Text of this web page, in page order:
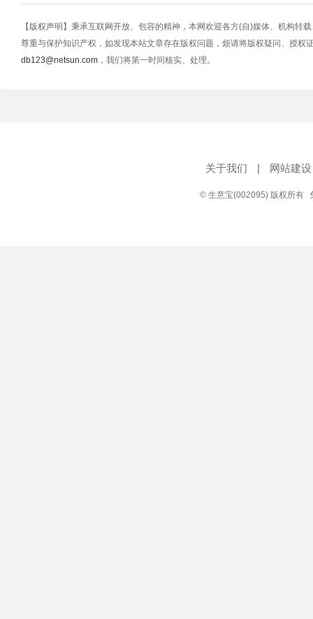
【版权声明】秉承互联网开放、包容的精神，本网欢迎各方(自)媒体、机构转
尊重与保护知识产权，如发现本站文章存在版权问题，烦请将版权疑问、授权
db123@netsun.com ，我们将第一时间核实、处理。
关于我们 | 网站建设
© 生意宝(002095) 版权所有